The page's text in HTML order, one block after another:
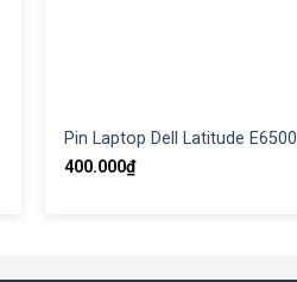
Pin Laptop Dell Latitude E6500
400.000₫